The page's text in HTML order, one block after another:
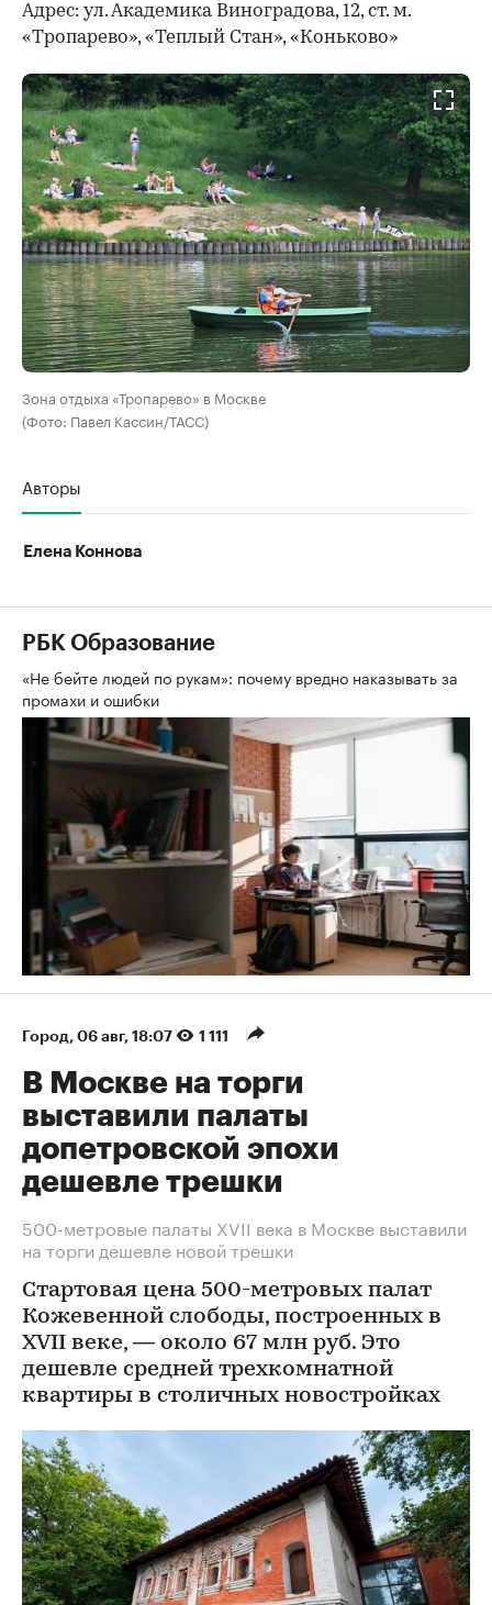
Адрес: ул. Академика Виноградова, 12, ст. м.
«Тропарево», «Теплый Стан», «Коньково»
Зона отдыха «Тропарево» в Москве
(Фото: Павел Кассин/ТАСС)
Авторы
Елена Коннова
РБК Образование
«Не бейте людей по рукам»: почему вредно наказывать за
промахи и ошибки
Город 06 авг, 18:07 1 111
В Москве на торги
выставили палаты
допетровской эпохи
дешевле трешки
500-метровые палаты XVII века в Москве выставили
на торги дешевле новой трешки
Стартовая цена 500-метровых палат
Кожевенной слободы, построенных в
XVII веке, — около 67 млн руб. Это
дешевле средней трехкомнатной
квартиры в столичных новостройках